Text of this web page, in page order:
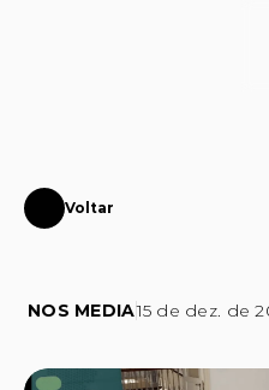
Voltar
para os
NOS MEDIA15 de dez. de